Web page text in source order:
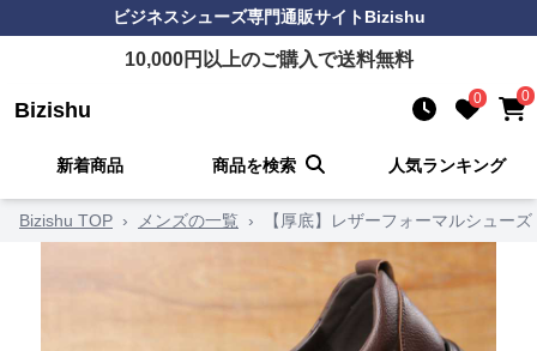
ビジネスシューズ専門通販サイトBizishu
10,000円以上のご購入で送料無料
Bizishu 0 0
新着商品 商品を検索 人気ランキング
Bizishu TOP › メンズの一覧 › 【厚底】レザーフォーマルシュー